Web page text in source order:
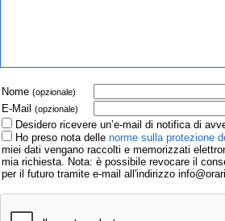
Nome (opzionale)
E-Mail (opzionale)
Desidero ricevere un’e-mail di notifica di
Ho preso nota delle norme sulla protezione
miei dati vengano raccolti e memorizzati
mia richiesta. Nota: è possibile revocare il
per il futuro tramite e-mail all'indirizzo